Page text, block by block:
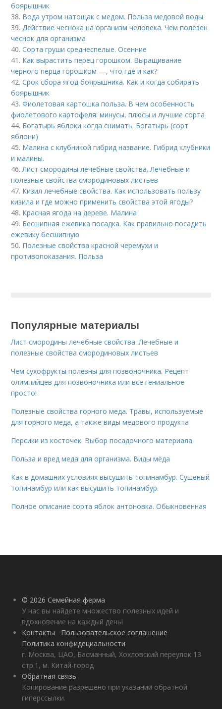
боярышник
38. Вода утром натощак с медом. Польза медовой воды
39.Действие чеснока на организм человека. Чем полезен
чеснок для организма
40.Сорта груши среднеспелые. Осенние
41. Как вырастить перец горошком. Выращивание
черного перца горошком —, что где и как?
42.Срок сбора ягод боярышника. Как и когда собирать
боярышник
43.Фиолетовая картошка польза. В чем особенность
фиолетового картофеля: минусы, плюсы и лучшие сорта
44. Богатырь яблоки когда снимать. Богатырь (сорт
яблони)
45. Малина с клубникой гибрид название. Гибрид клубники
и малины.
46.Лист смородины лечебные свойства. Лечебные и
полезные свойства смородиновых листьев
47. Кизил лечебные свойства. Как использовать пользу
кизила и где можно применить свойства этой ягоды?
48. Красная ягода на дереве. Малина
49. Бесшипная ежевика посадка. Как правильно посадить
ежевику бесшипную
50. Полезные свойства красной черемухи и
противопоказания. Польза
Популярные материалы
Лист смородины лечебные свойства. Лечебные и
полезные свойства смородиновых листьев
Чем сухофрукты полезны для позвоночника. Рецепт
олимпийцев для позвоночника или все гениальное
просто!
Полезные свойства горного меда. Травы, используемые
для горного меда, а также виды медового продукта
Персики из косточек. Выбор посадочного материала
Польза и вред меда для организма. Виды мёда
Как в домашних условиях высушить топинамбур. Сушеный
топинамбур или как высушить топинамбур.
Полное описание сорта яблок антоновка. Обыкновенная
© 2026 Семейная ферма
У нас вы найдете множество полезных идей и
вдохновение на каждый день!
Контакты
Пользовательское соглашение
Политика конфидециальности
г. Москва, ЦАО, Басманный, Хохловский переулок 13
стр.1, м. Китай-город
Обратная связь
Копирование разрешено при указании обратной
гиперссылки.